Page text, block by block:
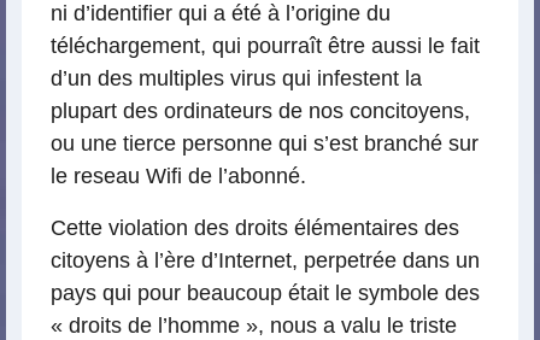
ni d’identifier qui a été à l’origine du
téléchargement, qui pourraît être aussi le fait
d’un des multiples virus qui infestent la
plupart des ordinateurs de nos concitoyens,
ou une tierce personne qui s’est branché sur
le reseau Wifi de l’abonné.
Cette violation des droits élémentaires des
citoyens à l’ère d’Internet, perpetrée dans un
pays qui pour beaucoup était le symbole des
« droits de l’homme », nous a valu le triste